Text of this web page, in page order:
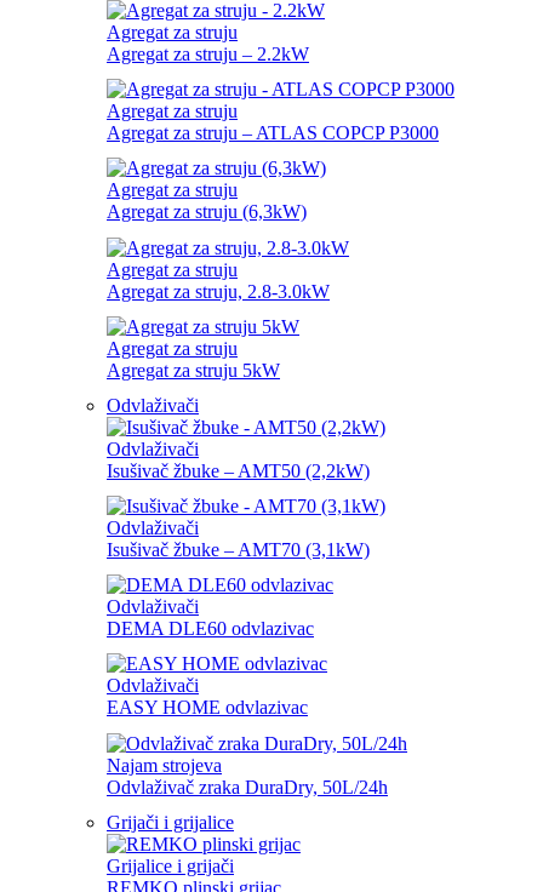
Agregat za struju
Agregat za struju – 2.2kW
Agregat za struju
Agregat za struju – ATLAS COPCP P3000
Agregat za struju
Agregat za struju (6,3kW)
Agregat za struju
Agregat za struju, 2.8-3.0kW
Agregat za struju
Agregat za struju 5kW
Odvlaživači
Odvlaživači
Isušivač žbuke – AMT50 (2,2kW)
Odvlaživači
Isušivač žbuke – AMT70 (3,1kW)
Odvlaživači
DEMA DLE60 odvlazivac
Odvlaživači
EASY HOME odvlazivac
Najam strojeva
Odvlaživač zraka DuraDry, 50L/24h
Grijači i grijalice
Grijalice i grijači
REMKO plinski grijac